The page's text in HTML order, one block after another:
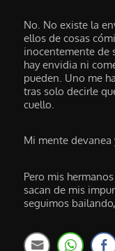
No. No existe la
ellos de cosas
inocentemente de
hay envidia ni
pueden. Uno me
tras solo decirle
cuello.
Mi mente
Pero mis
sacan de mis
seguimos